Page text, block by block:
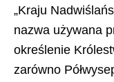
„Kraju
nazwa używana
określenie
zarówno